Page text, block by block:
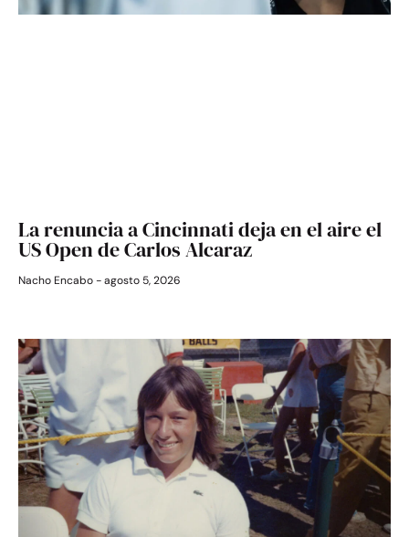
La renuncia a Cincinnati deja en el aire el
US Open de Carlos Alcaraz
Nacho Encabo agosto 5, 2026